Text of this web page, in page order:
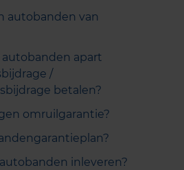
autobanden van
autobanden apart
/
betalen?
omruilgarantie?
inleveren?